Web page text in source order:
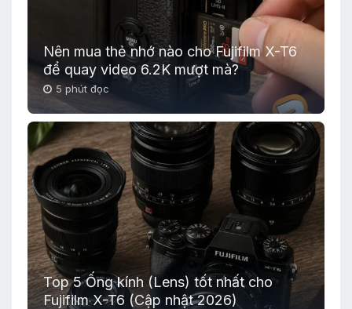
Nên mua thẻ nhớ nào cho Fujifilm X-T6
để quay video 6.2K mượt mà?
5 phút đọc
Top 5 Ống kính (Lens) tốt nhất cho
Fujifilm X-T6 (Cập nhật 2026)